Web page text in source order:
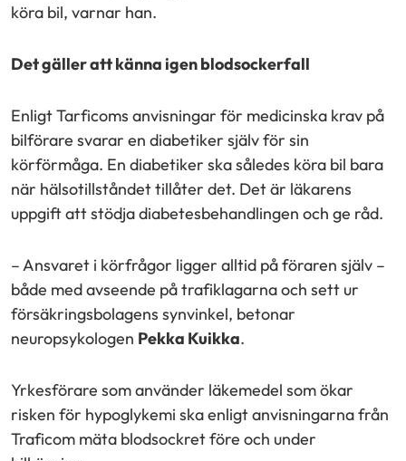
köra bil, varnar han.
Det gäller att känna igen blodsockerfall
Enligt Tarficoms anvisningar för medicinska krav på
bilförare svarar en diabetiker själv för sin
körförmåga. En diabetiker ska således köra bil bara
när hälsotillståndet tillåter det. Det är läkarens
uppgift att stödja diabetesbehandlingen och ge råd.
– Ansvaret i körfrågor ligger alltid på föraren själv –
både med avseende på trafiklagarna och sett ur
försäkringsbolagens synvinkel, betonar
neuropsykologen Pekka Kuikka.
Yrkesförare som använder läkemedel som ökar
risken för hypoglykemi ska enligt anvisningarna från
Traficom mäta blodsockret före och under